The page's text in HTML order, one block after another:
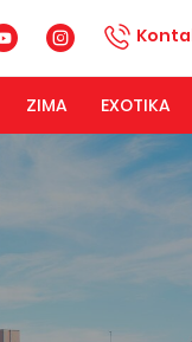
ZIMA EXOTIKA